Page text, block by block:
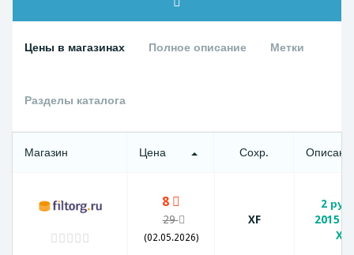
Цены в магазинах Полное описание Метки
Разделы каталога
Магазин Цена Сохр.
8
29
(02.05.2026)
XF
2
2015
XF